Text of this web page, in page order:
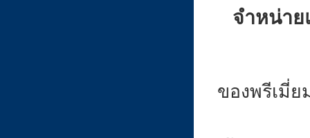
จำหน่าย
ของพรีเมี่